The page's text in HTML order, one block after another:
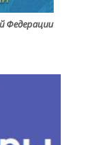
Федерации